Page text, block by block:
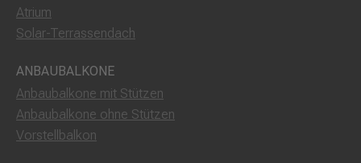
Atrium
Solar-Terrassendach
ANBAUBALKONE
Anbaubalkone mit Stützen
Anbaubalkone ohne Stützen
Vorstellbalkon